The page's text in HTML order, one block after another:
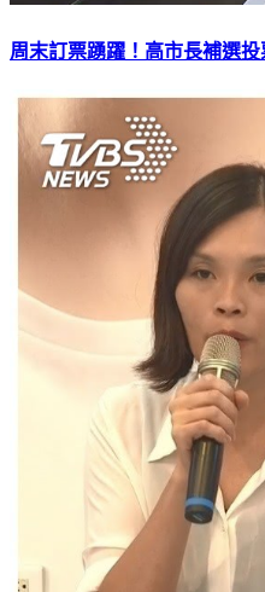
周末訂票踴躍！高市長補選